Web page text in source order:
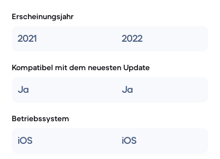
Erscheinungsjahr
2021 2022
Kompatibel mit dem neuesten Update
Ja Ja
Betriebssystem
iOS iOS